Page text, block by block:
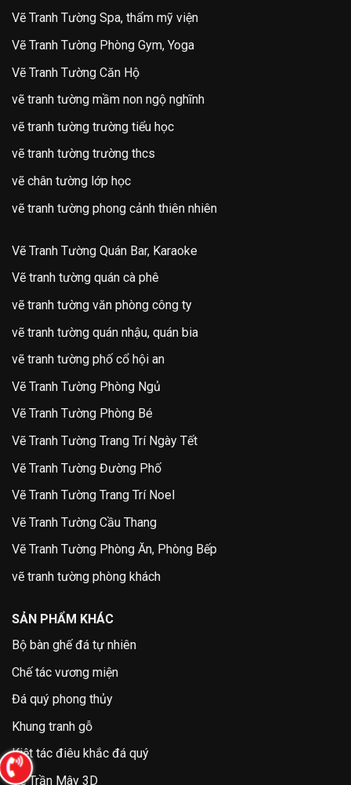
Vẽ Tranh Tường Spa, thẩm mỹ viện
Vẽ Tranh Tường Phòng Gym, Yoga
Vẽ Tranh Tường Căn Hộ
vẽ tranh tường mầm non ngộ nghĩnh
vẽ tranh tường trường tiểu học
vẽ tranh tường trường thcs
vẽ chân tường lớp học
vẽ tranh tường phong cảnh thiên nhiên
Vẽ Tranh Tường Quán Bar, Karaoke
Vẽ tranh tường quán cà phê
vẽ tranh tường văn phòng công ty
vẽ tranh tường quán nhậu, quán bia
vẽ tranh tường phố cổ hội an
Vẽ Tranh Tường Phòng Ngủ
Vẽ Tranh Tường Phòng Bé
Vẽ Tranh Tường Trang Trí Ngày Tết
Vẽ Tranh Tường Đường Phố
Vẽ Tranh Tường Trang Trí Noel
Vẽ Tranh Tường Cầu Thang
Vẽ Tranh Tường Phòng Ăn, Phòng Bếp
vẽ tranh tường phòng khách
SẢN PHẨM KHÁC
Bộ bàn ghế đá tự nhiên
Chế tác vương miện
Đá quý phong thủy
Khung tranh gỗ
Kiệt tác điêu khắc đá quý
Vẽ Trần Mây 3D